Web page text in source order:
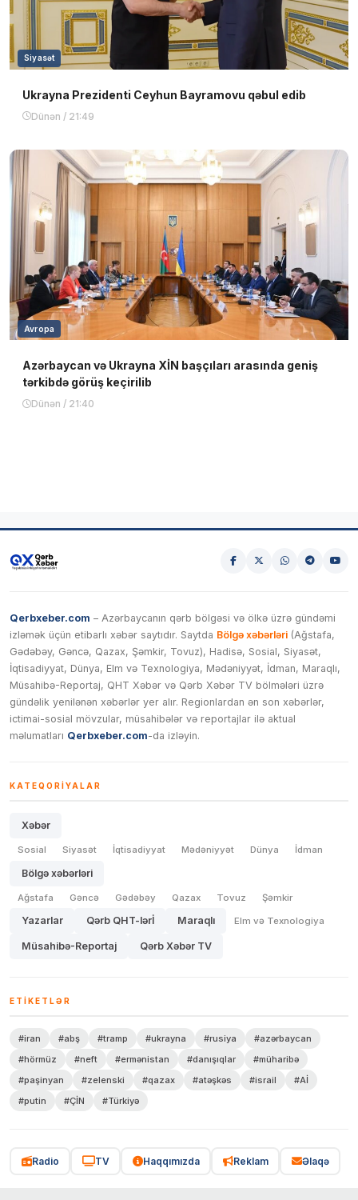
Siyasət
Ukrayna Prezidenti Ceyhun Bayramovu qəbul edib
Dünən / 21:49
Avropa
Azərbaycan və Ukrayna XİN başçıları arasında geniş
tərkibdə görüş keçirilib
Dünən / 21:40
Qerbxeber.com – Azərbaycanın qərb bölgəsi və ölkə üzrə gündəmi
izləmək üçün etibarlı xəbər saytıdır. Saytda Bölgə xəbərləri (Ağstafa,
Gədəbəy, Gəncə, Qazax, Şəmkir, Tovuz), Hadisə, Sosial, Siyasət,
İqtisadiyyat, Dünya, Elm və Texnologiya, Mədəniyyət, İdman, Maraqlı,
Müsahibə-Reportaj, QHT Xəbər və Qərb Xəbər TV bölmələri üzrə
gündəlik yenilənən xəbərlər yer alır. Regionlardan ən son xəbərlər,
ictimai-sosial mövzular, müsahibələr və reportajlar ilə aktual
məlumatları Qerbxeber.com-da izləyin.
KATEQORIYALAR
Xəbər
Sosial Siyasət İqtisadiyyat Mədəniyyət Dünya İdman
Bölgə xəbərləri
Ağstafa Gəncə Gədəbəy Qazax Tovuz Şəmkir
Yazarlar Qərb QHT-lərİ Maraqlı Elm və Texnologiya
Müsahibə-Reportaj Qərb Xəbər TV
ETIKETLƏR
#iran #abş #tramp #ukrayna #rusiya
#azərbaycan
#hörmüz
#neft #ermənistan #danışıqlar
#müharibə
#paşinyan
#zelenski #qazax #atəşkəs #israil
#Aİ
#putin
#ÇİN #Türkiyə
Radio TV Haqqımızda Reklam Əlaqə